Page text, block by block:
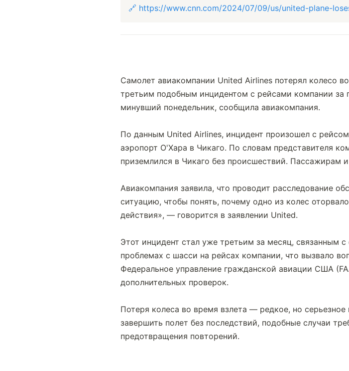
🔗 https://www.cnn.com/2024/07/09/us/united-plane-
Самолет авиакомпании United Airlines потерял колесо
третьим подобным инцидентом с рейсами компании за
минувший понедельник, сообщила авиакомпания.
По данным United Airlines, инцидент произошел с
аэропорт О'Хара в Чикаго. По словам представителя
приземлился в Чикаго без происшествий. Пассажирам
Авиакомпания заявила, что проводит расследование
ситуацию, чтобы понять, почему одно из колес
действия», — говорится в заявлении United.
Этот инцидент стал уже третьим за месяц, связанным
проблемах с шасси на рейсах компании, что вызвало
Федеральное управление гражданской авиации США
дополнительных проверок.
Потеря колеса во время взлета — редкое, но
завершить полет без последствий, подобные случаи
предотвращения повторений.